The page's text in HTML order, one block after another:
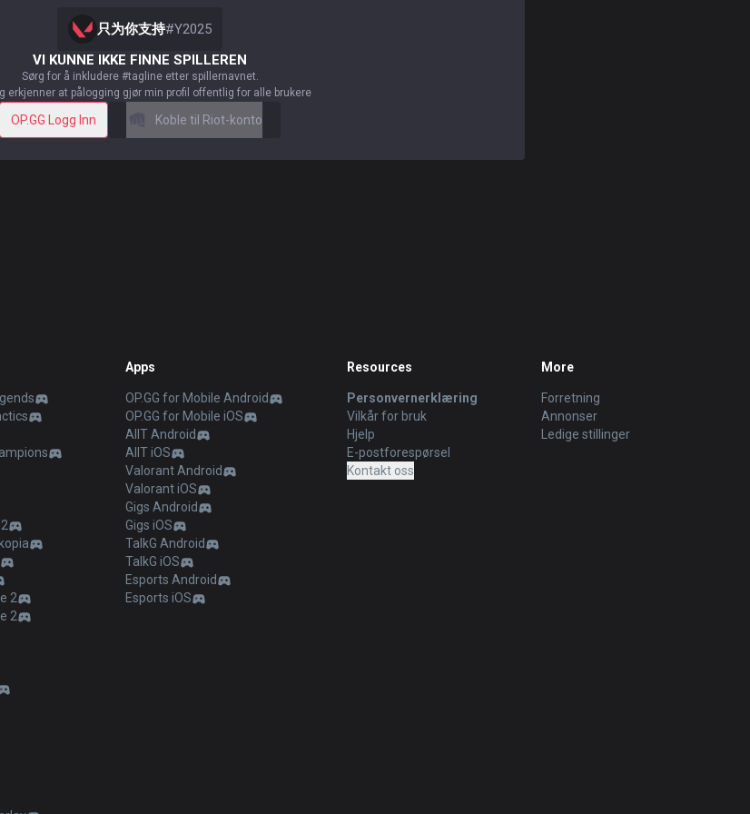
只为你支持#Y2025
VI KUNNE IKKE FINNE SPILLEREN
Sørg for å inkludere #tagline etter spillernavnet.
erkjenner at pålogging gjør min profil offentlig for alle brukere
OP.GG Logg Inn Koble til Riot-konto
2
2
Apps
OP.GG for Mobile Android
OP.GG for Mobile iOS
AllT Android
AllT iOS
Valorant Android
Valorant iOS
Gigs Android
Gigs iOS
TalkG Android
TalkG iOS
Esports Android
Esports iOS
Resources
Personvernerklæring
Vilkår for bruk
Hjelp
E-postforespørsel
Kontakt oss
More
Forretning
Annonser
Ledige stillinger